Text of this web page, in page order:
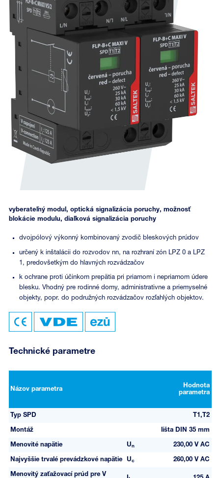
vyberateľný modul, optická signalizácia poruchy, možnosť
blokácie modulu, diaľková signalizácia poruchy
dvojpólový výkonný kombinovaný zvodič bleskových prúdov
určený k inštalácii do rozvodov nn, na rozhraní zón LPZ 0 a LPZ
1, predovšetkým do hlavných rozvádzačov
k ochrane proti účinkom prepätia pri priamom i nepriamom údere
blesku. Vhodný pre rodinné domy, administrativne a priemyselné
objekty, popr. do podružných rozvádzačov rozľahlých objektov.
Technické parametre
Názov parametra
Hodnota
parametra
Typ SPD T1,T2
Montáž lišta DIN 35 mm
Menovité napätie Un 230,00 V AC
Najvyššie trvalé prevádzkové napätie Uc 260,00 V AC
Menovitý zaťažovací prúd pre V